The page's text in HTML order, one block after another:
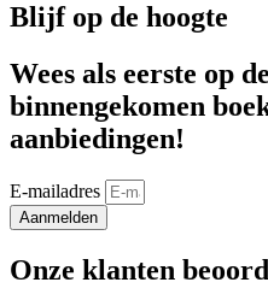
Blijf op de hoogte
Wees als eerste op
binnengekomen
aanbiedingen!
E-mailadres
Aanmelden
Onze klanten